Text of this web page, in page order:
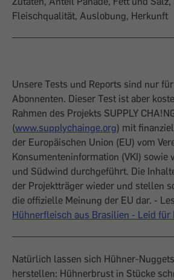
Fleischqualität, Auslobung, Herkunft
Unsere Tests und Reports sind nur
Abonnenten. Dieser Test ist aber
Rahmen des Projekts SUPPLY
(www.supplychainge.org) mit
der Europäischen Union (EU) vom
Konsumenteninformation (VKI) sowie
und Südwind durchgeführt. Die
der Projektträger wieder und stellen
die offizielle Meinung der EU dar. -
Hühnerfleisch aus Brasilien - Leid für
Natürlich lassen sich Hühner-
herstellen: Hühnerbrust in Stücke